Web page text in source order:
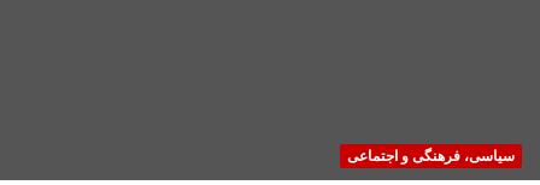
سیاسی، فرهنگی و اجتماعی